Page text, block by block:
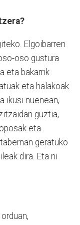
Elgoibarren
oso gustura
eta bakarrik
eta halakoak
ikusi nuenean,
guztia,
eta
geratuko
dira. Eta ni